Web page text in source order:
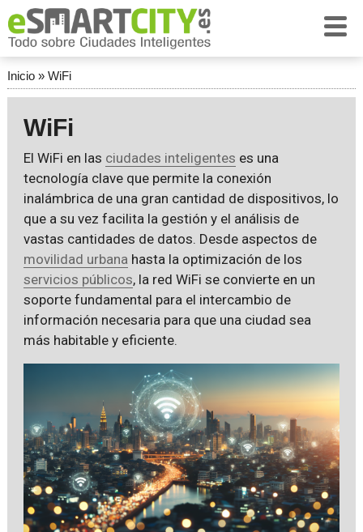
Inicio» WiFi
WiFi
El WiFi en las ciudades inteligentes es una
tecnología clave que permite la conexión
inalámbrica de una gran cantidad de dispositivos, lo
que a su vez facilita la gestión y el análisis de
vastas cantidades de datos. Desde aspectos de
movilidad urbana hasta la optimización de los
servicios públicos, la red WiFi se convierte en un
soporte fundamental para el intercambio de
información necesaria para que una ciudad sea
más habitable y eficiente.